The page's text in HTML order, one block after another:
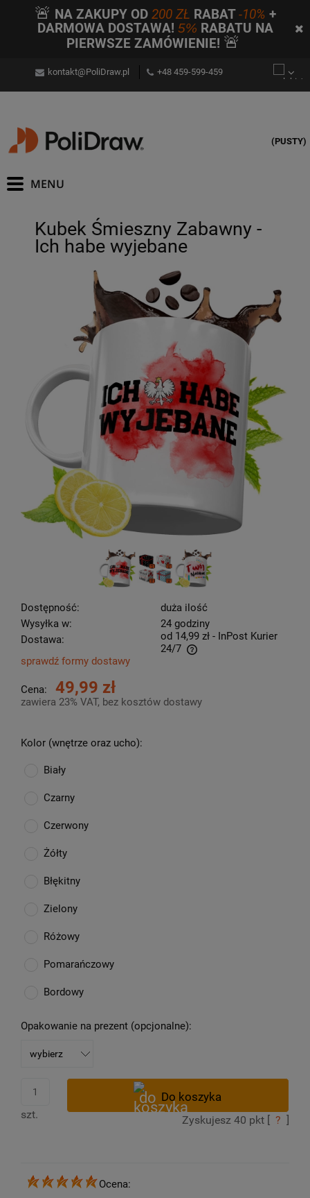
🚨 NA ZAKUPY OD200 ZŁ RABAT-10% +
DARMOWA DOSTAWA! 5% RABATU NA
PIERWSZE ZAMÓWIENIE! 🚨
kontakt@PoliDraw.pl +48 459-599-459
(PUSTY)
Kubek Śmieszny Zabawny -
Ich habe wyjebane
Dostępność:
duża ilość
Wysyłka w:
24 godziny
Dostawa:
od 14,99 zł - InPost Kurier
24/7
Cena nie zawiera ewentualnych kosztów płatności
sprawdź formy dostawy
Cena: 49,99 zł
zawiera 23% VAT, bez kosztów dostawy
Kolor (wnętrze oraz ucho):
Biały
Czarny
Czerwony
Żółty
Błękitny
Zielony
Różowy
Pomarańczowy
Bordowy
Opakowanie na prezent (opcjonalne):
szt. Zyskujesz 40 pkt [ ? ]
Ocena: